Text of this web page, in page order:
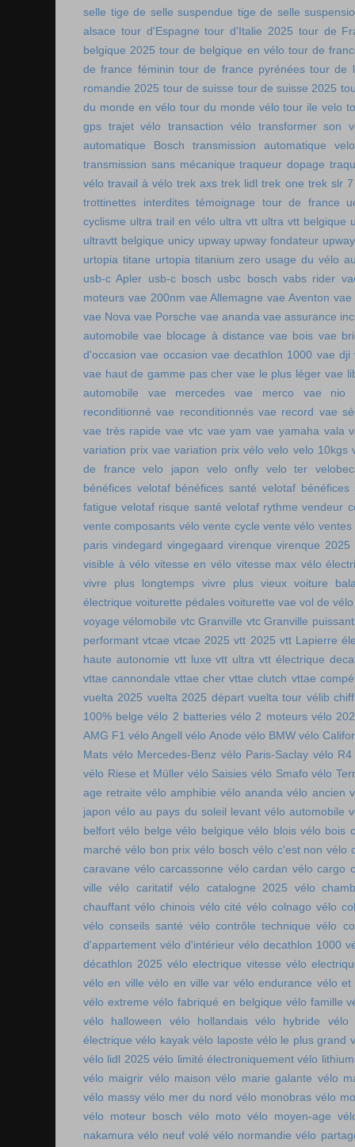
selle tige de selle suspendue tige de selle
alsace tour d'Espagne tour d'Italie 2025 tour de
belgique 2025 tour de belgique en vélo tour de
de france féminin tour de france pyrénées tour de
romandie 2025 tour de suisse tour de suisse 2025
du monde en vélo tour du monde vélo tour ile velo
gps trajet vélo transaction vélo
transformer son
automatique Bosch
transmission automatique
transmission sans mécanique traqueur dopage
vélo travail à vélo trek axs trek lidl trek one trek slr 7
trottinettes interdites témoignage tour de france
cyclisme ultra trail en vélo ultra vtt ultra vtt belgique
ultravtt belgique unicy upway upway fondateur
urtopia titane urtopia titanium zero usage du vélo
usb-c Apler usb-c bosch usbc bosch vabs rider
moteurs vae 200nm vae Allemagne vae Aventon vae
vae Nova vae Porsche vae ananda vae assurance
automobile vae blocage à distance vae bois vae
d'occasion vae occasion vae decathlon 1000 vae dji
vae haut de gamme pas cher vae le plus léger vae
automobile
vae mercedes vae merco
vae nio
reconditionné vae reconditionnés vae record vae
vae très rapide vae vtc vae yam vae yamaha vala
variation prix vae variation prix vélo velo velo 10kgs
de france
velo japon velo onfly velo ter
bénéfices velotaf bénéfices santé velotaf
fatigue velotaf risque santé velotaf rythme vendeur
vente composants vélo vente cycle vente vélo ventes
paris vindegard vingegaard virenque virenque 2025
visible à vélo vitesse en vélo vitesse max vélo
vivre plus longtemps
vivre plus vieux voiture
électrique voiturette pédales voiturette vae vol de
voyage vélomobile vtc Granville vtc Granville puissant
performant vtcae vtcae 2025 vtt 2025 vtt Lapierre
haute autonomie vtt luxe vtt ultra vtt électrique
vttae cannondale vttae cher vttae clutch vttae
vuelta 2025 vuelta 2025 départ vuelta tour vélib
100% belge vélo 2 batteries vélo 2 moteurs vélo
AMG F1 vélo Angell vélo Anode vélo BMW vélo
Mats vélo Mercedes-Benz vélo Paris-Saclay vélo R4
vélo Riese et Müller vélo Saisies vélo Smafo vélo
age retraite vélo amphibie vélo ananda vélo ancien
japon vélo au pays du soleil levant vélo automobile
belfort vélo belge vélo belgique vélo blois vélo bois
marché vélo bon prix vélo bosch vélo c'est non vélo
caravane vélo carcassonne vélo cardan vélo cargo
ville vélo caritatif vélo catalogne 2025
vélo
chauffant vélo chinois vélo cité vélo colnago vélo
vélo conseils santé vélo contrôle technique vélo
d'appartement vélo d'intérieur vélo decathlon 1000
décathlon 2025 vélo electrique vitesse vélo
vélo en ville vélo en ville var vélo endurance vélo et
vélo extreme vélo fabriqué en belgique vélo famille
vélo halloween
vélo hollandais vélo hybride
vélo
électrique vélo kayak vélo laposte vélo le plus grand
vélo lidl 2025 vélo limité électroniquement vélo lithium
vélo maigrir vélo maison vélo marie galante vélo
vélo massy vélo mer du nord vélo monobras vélo
vélo moteur bosch vélo moto vélo moyen-age
nakamura vélo neuf volé vélo normandie vélo